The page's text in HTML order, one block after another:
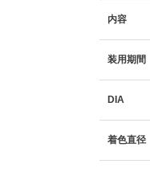
内容
装用期間
DIA
着色直径